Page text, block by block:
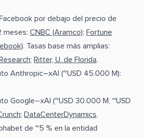
por debajo del precio de
meses: CNBC (Aramco); Fortune
. Tasas base más amplias:
; Ritter, U. de Florida.
Anthropic–xAI (~USD 45.000 M):
Google–xAI (~USD 30.000 M, ~USD
; DataCenterDynamics.
de ~5 % en la entidad